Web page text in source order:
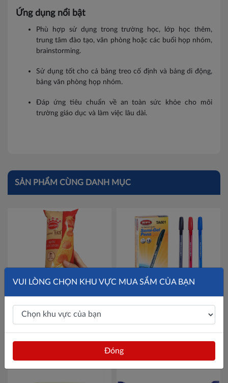
Ứng dụng nổi bật
Phù hợp sử dụng trong trường học, lớp học thêm,
trung tâm đào tạo, văn phòng hoặc các buổi họp nhóm,
brainstorming.
Sử dụng tốt cho cả bảng treo cố định và bảng di động,
bảng văn phòng họp nhóm.
Đáp ứng tiêu chuẩn về an toàn sức khỏe cho môi
trường giáo dục và làm việc lâu dài.
SẢN PHẨM CÙNG DANH MỤC
Bánh mì tươi Kinh Đô ruốc
xúc xích 40gr/ chiếcMã
4304160
Hộp 12 chiếc bút bi Beifa
TA601
VUI LÒNG CHỌN KHU VỰC MUA SẮM CỦA BẠN
Đóng